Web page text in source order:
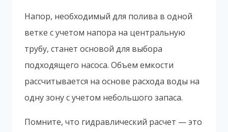
Напор, необходимый для полива в одной
ветке с учетом напора на центральную
трубу, станет основой для выбора
подходящего насоса. Объем емкости
рассчитывается на основе расхода воды на
одну зону с учетом небольшого запаса.
Помните, что гидравлический расчет — это